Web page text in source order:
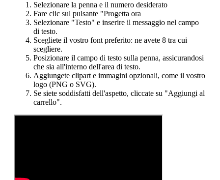
Selezionare la penna e il numero desiderato
Fare clic sul pulsante "Progetta ora
Selezionare "Testo" e inserire il messaggio nel campo
di testo.
Scegliete il vostro font preferito: ne avete 8 tra cui
scegliere.
Posizionare il campo di testo sulla penna, assicurandosi
che sia all'interno dell'area di testo.
Aggiungete clipart e immagini opzionali, come il vostro
logo (PNG o SVG).
Se siete soddisfatti dell'aspetto, cliccate su "Aggiungi al
carrello".